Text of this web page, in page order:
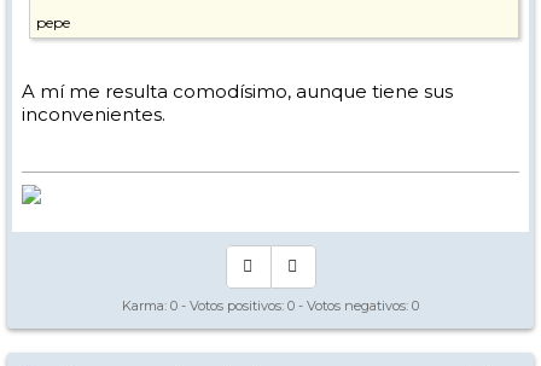
pepe
A mí me resulta comodísimo, aunque tiene sus
inconvenientes.
Karma: 0 - Votos positivos: 0 - Votos negativos: 0